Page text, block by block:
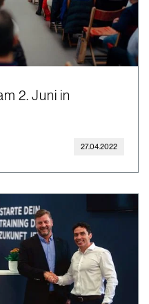
2. Juni in
27.04.2022